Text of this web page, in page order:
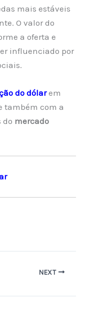
mais estáveis
O valor do
a oferta e
influenciado por
do dólarem
também com a
do mercado
NEXT